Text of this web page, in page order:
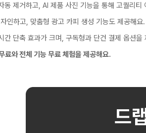
동 제거하고, AI 제품 사진 기능을 통해 고퀄리티
인하고, 맞춤형 광고 카피 생성 기능도 제공해요.
간 단축 효과가 크며, 구독형과 단건 결제 옵션을
료와 전체 기능 무료 체험을 제공해요.